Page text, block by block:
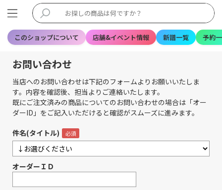
このショップについて 店舗&イベント情報 新譜一覧 予約
お問い合わせ
当店へのお問い合わせは下記のフォームよりお願いいたしま
す。内容を確認後、担当よりご連絡いたします。
既にご注文済みの商品についてのお問い合わせの場合は「オー
ダーID」をご記入いただけると確認がスムーズに進みます。
件名(タイトル)
オーダーＩＤ